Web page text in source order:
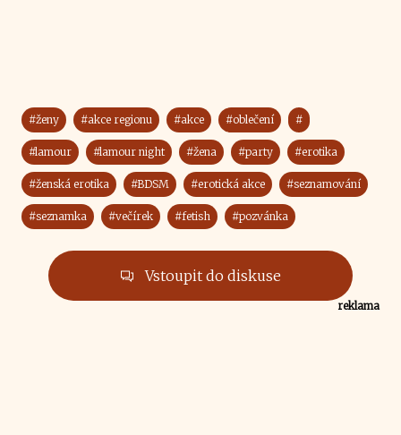
#ženy #akce regionu #akce #oblečení #
#lamour #lamour night #žena #party #erotika
#ženská erotika #BDSM #erotická akce #seznamování
#seznamka #večírek #fetish #pozvánka
Vstoupit do diskuse
reklama